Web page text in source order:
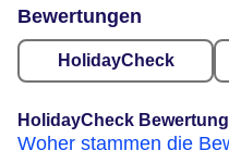
Bewertungen
HolidayCheck
HolidayCheck
Woher stammen die